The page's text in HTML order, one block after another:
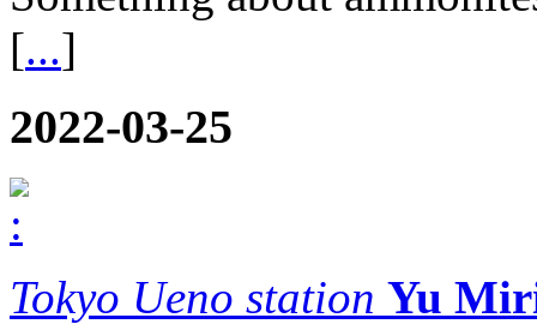
[...]
2022-03-25
Tokyo Ueno station Yu